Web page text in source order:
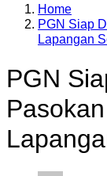
Home
PGN Siap
Lapangan
PGN